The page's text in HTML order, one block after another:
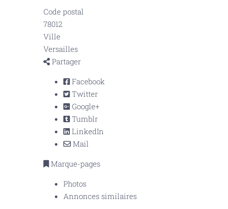
Code postal
78012
Ville
Versailles
Partager
Facebook
Twitter
Google+
Tumblr
LinkedIn
Mail
Marque-pages
Photos
Annonces similaires